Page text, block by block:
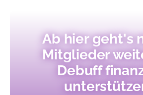
Ab hier geht's
Mitglieder
Debuff